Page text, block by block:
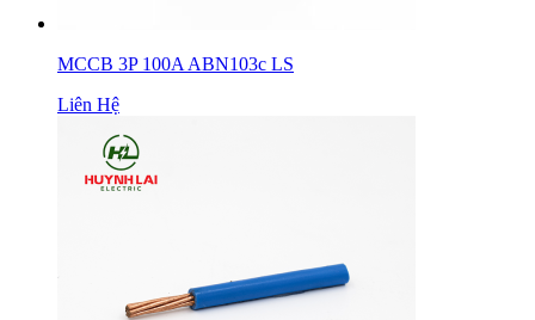
MCCB 3P 100A ABN103c LS
Liên Hệ